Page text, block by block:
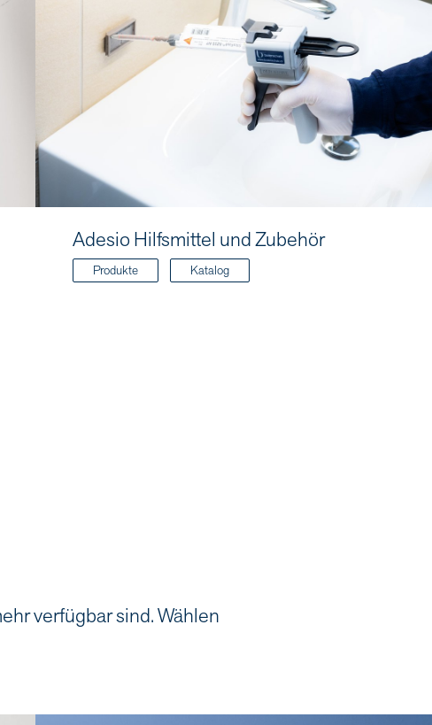
Adesio Hilfsmittel und Zubehör
Produkte Katalog
verfügbar sind. Wählen